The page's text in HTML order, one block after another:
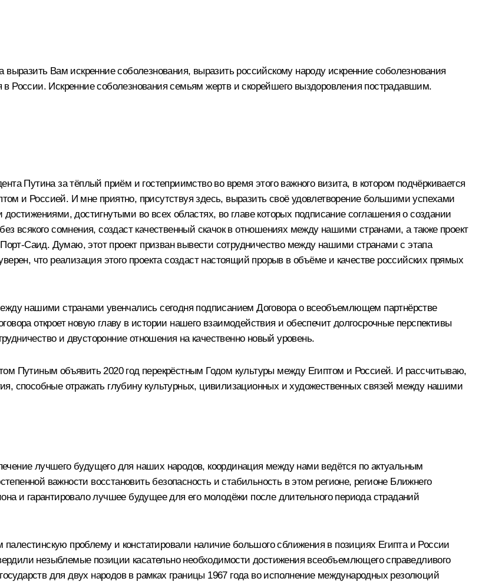
выразить Вам искренние соболезнования, выразить российскому народу искренние соболезнования
России. Искренние соболезнования семьям жертв и скорейшего выздоровления пострадавшим.
Путина за тёплый приём и гостеприимство во время этого важного визита, в котором подчёркивается
и Россией. И мне приятно, присутствуя здесь, выразить своё удовлетворение большими успехами
достижениями, достигнутыми во всех областях, во главе которых подписание соглашения о создании
всякого сомнения, создаст качественный скачок в отношениях между нашими странами, а также проект
Саид. Думаю, этот проект призван вывести сотрудничество между нашими странами с этапа
что реализация этого проекта создаст настоящий прорыв в объёме и качестве российских прямых
нашими странами увенчались сегодня подписанием Договора о всеобъемлющем партнёрстве
откроет новую главу в истории нашего взаимодействия и обеспечит долгосрочные перспективы
и двусторонние отношения на качественно новый уровень.
Путиным объявить 2020 год перекрёстным Годом культуры между Египтом и Россией. И рассчитываю,
способные отражать глубину культурных, цивилизационных и художественных связей между нашими
лучшего будущего для наших народов, координация между нами ведётся по актуальным
важности восстановить безопасность и стабильность в этом регионе, регионе Ближнего
и гарантировало лучшее будущее для его молодёжи после длительного периода страданий
проблему и констатировали наличие большого сближения в позициях Египта и России
незыблемые позиции касательно необходимости достижения всеобъемлющего справедливого
для двух народов в рамках границы 1967 года во исполнение международных резолюций